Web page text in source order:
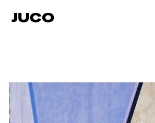
JUCO